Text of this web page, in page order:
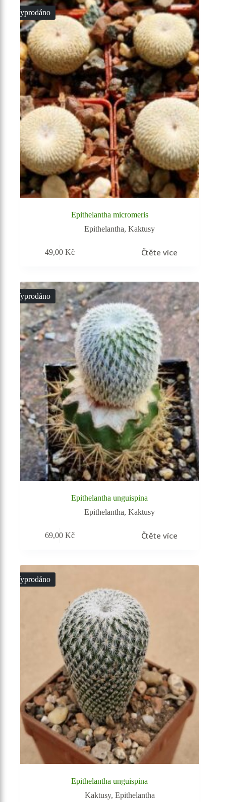
Vyprodáno
Epithelantha micromeris
Epithelantha,Kaktusy
49,00Kč Čtěte více
Vyprodáno
Epithelantha unguispina
Epithelantha,Kaktusy
69,00Kč Čtěte více
Vyprodáno
Epithelantha unguispina
Kaktusy, Epithelantha